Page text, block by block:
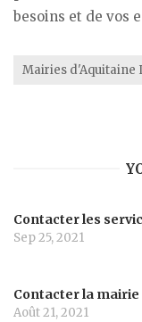
besoins et de vos
Mairies d'Aquitaine
Contacter les
Sep 25, 2021
Contacter la mairie
Août 21, 2021